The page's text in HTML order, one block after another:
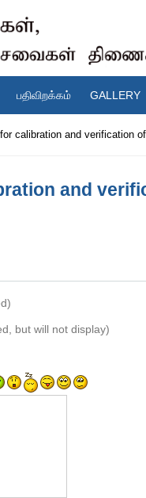
பதிவிறக்கம் GALLERY
calibration and verification
and
but will not display)